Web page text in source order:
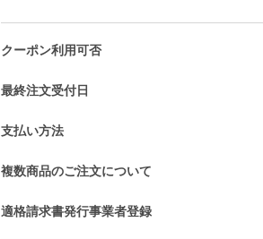
クーポン利用可否
最終注文受付日
支払い方法
複数商品のご注文について
適格請求書発行事業者登録